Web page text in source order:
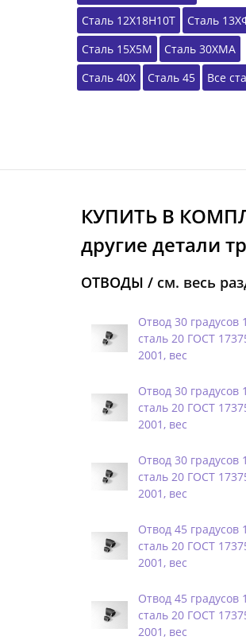
Сталь 12Х18Н10Т
Сталь
Сталь 15Х5М
Сталь 30ХМА
Сталь 40Х
Сталь 45 Все
КУПИТЬ В
другие детали
ОТВОДЫ / см. весь
Отвод 30 градусов
сталь 20 ГОСТ
2001, вес
Отвод 30 градусов
сталь 20 ГОСТ
2001, вес
Отвод 30 градусов
сталь 20 ГОСТ
2001, вес
Отвод 45 градусов
сталь 20 ГОСТ
2001, вес
Отвод 45 градусов
сталь 20 ГОСТ
2001, вес